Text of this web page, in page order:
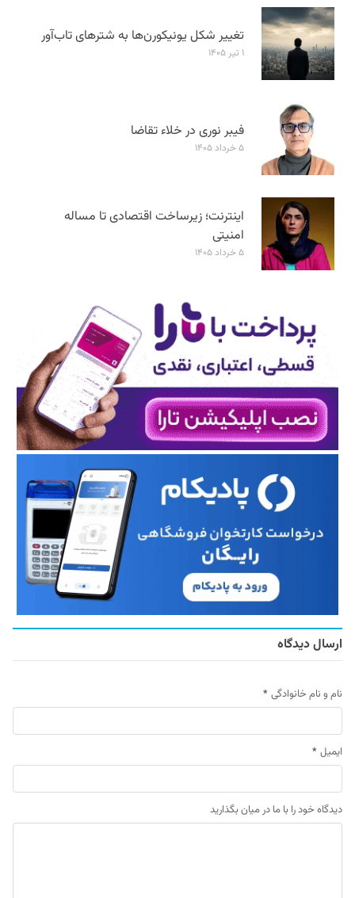
تغییر شکل یونیکورن‌ها به شترهای تاب‌آور
۱ تیر ۱۴۰۵
فیبر نوری در خلاء تقاضا
۵ خرداد ۱۴۰۵
اینترنت؛ زیرساخت اقتصادی تا مساله
امنیتی
۵ خرداد ۱۴۰۵
ارسال دیدگاه
نام و نام خانوادگی *
ایمیل *
دیدگاه خود را با ما در میان بگذارید